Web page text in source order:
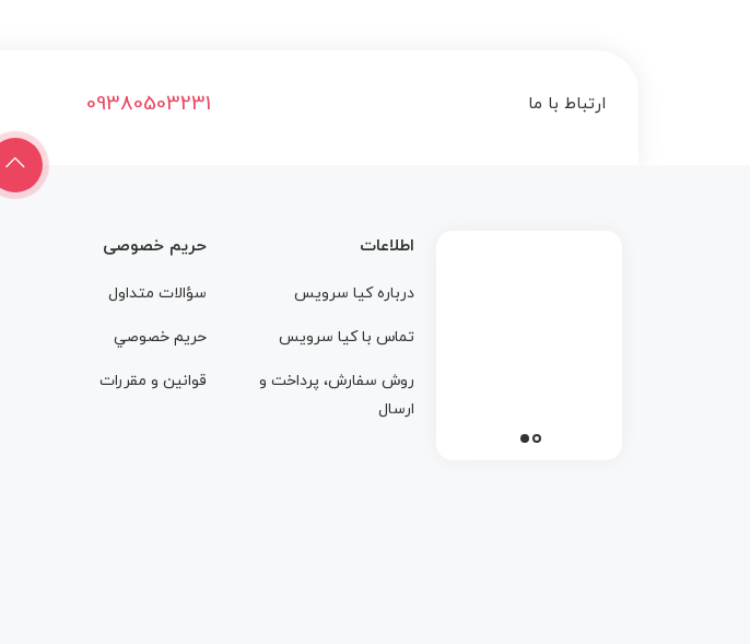
ارتباط با ما 09380503231
اطلاعات
درباره کيا سرويس
تماس با کيا سرويس
روش سفارش، پرداخت و
ارسال
حریم خصوصی
سؤالات متداول
حريم خصوصي
قوانين و مقررات